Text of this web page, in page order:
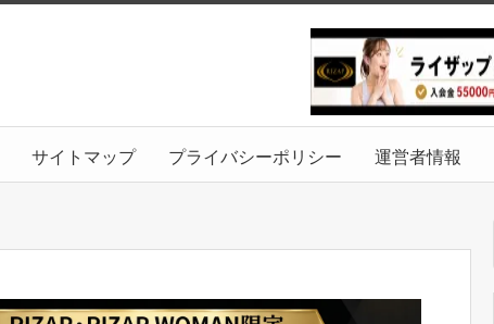
サイトマップ プライバシーポリシー 運営者情報